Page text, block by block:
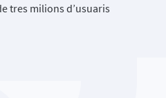
tres milions d’usuaris